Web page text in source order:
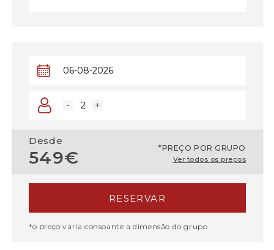
- +
Desde
549€ *PREÇO POR GRUPO
Ver todos os preços
RESERVAR
*o preço varia consoante a dimensão do grupo